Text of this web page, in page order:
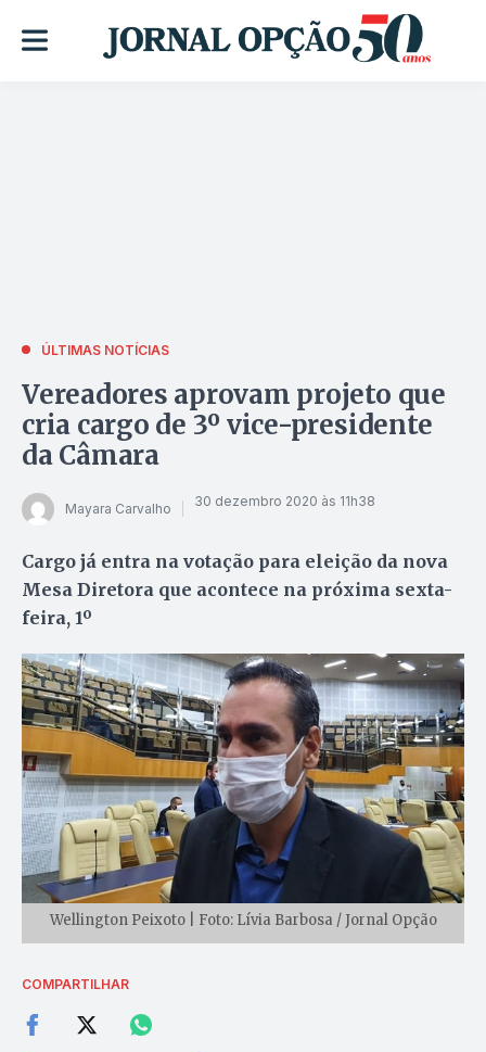
ÚLTIMAS NOTÍCIAS
Vereadores aprovam projeto que
cria cargo de 3º vice-presidente
da Câmara
Mayara Carvalho 30 dezembro 2020 às 11h38
Cargo já entra na votação para eleição da nova
Mesa Diretora que acontece na próxima sexta-
feira, 1º
Wellington Peixoto | Foto: Lívia Barbosa / Jornal Opção
COMPARTILHAR